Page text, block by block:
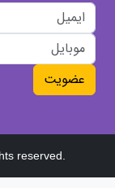
عضویت
reserved.